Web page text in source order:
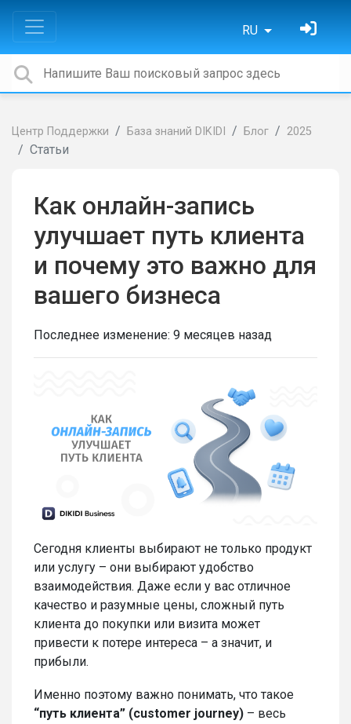
RU
Центр Поддержки База знаний DIKIDI Блог 2025
Статьи
Как онлайн-запись
улучшает путь клиента
и почему это важно для
вашего бизнеса
Последнее изменение: 9 месяцев назад
Сегодня клиенты выбирают не только продукт
или услугу – они выбирают удобство
взаимодействия. Даже если у вас отличное
качество и разумные цены, сложный путь
клиента до покупки или визита может
привести к потере интереса – а значит, и
прибыли.
Именно поэтому важно понимать, что такое
“путь клиента” (customer journey) – весь